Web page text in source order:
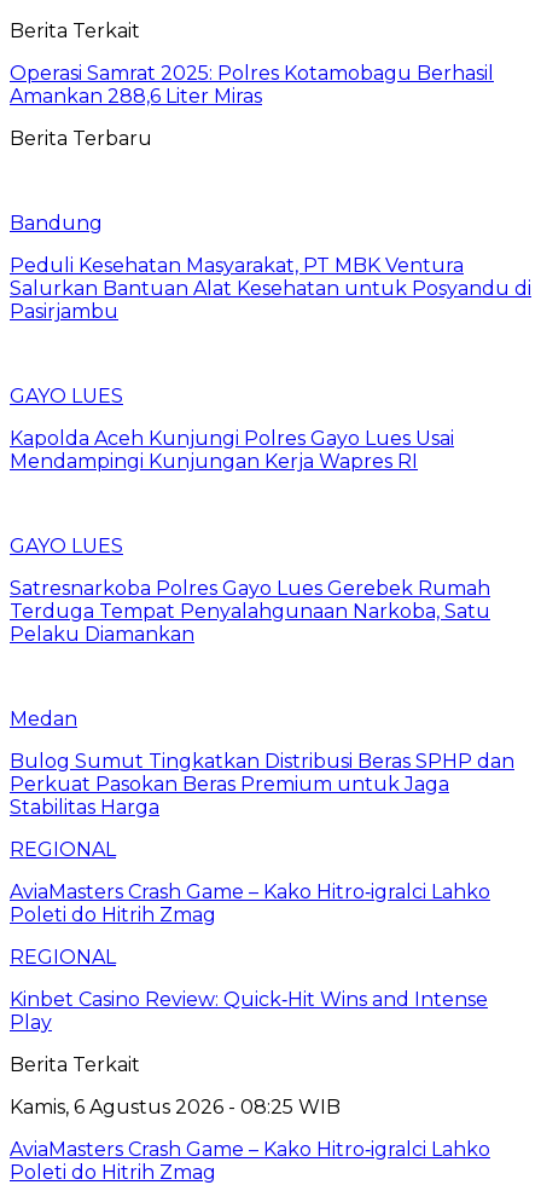
Berita Terkait
Operasi Samrat 2025: Polres Kotamobagu Berhasil
Amankan 288,6 Liter Miras
Berita Terbaru
Bandung
Peduli Kesehatan Masyarakat, PT MBK Ventura
Salurkan Bantuan Alat Kesehatan untuk Posyandu di
Pasirjambu
GAYO LUES
Kapolda Aceh Kunjungi Polres Gayo Lues Usai
Mendampingi Kunjungan Kerja Wapres RI
GAYO LUES
Satresnarkoba Polres Gayo Lues Gerebek Rumah
Terduga Tempat Penyalahgunaan Narkoba, Satu
Pelaku Diamankan
Medan
Bulog Sumut Tingkatkan Distribusi Beras SPHP dan
Perkuat Pasokan Beras Premium untuk Jaga
Stabilitas Harga
REGIONAL
AviaMasters Crash Game – Kako Hitro‑igralci Lahko
Poleti do Hitrih Zmag
REGIONAL
Kinbet Casino Review: Quick‑Hit Wins and Intense
Play
Berita Terkait
Kamis, 6 Agustus 2026 - 08:25 WIB
AviaMasters Crash Game – Kako Hitro‑igralci Lahko
Poleti do Hitrih Zmag